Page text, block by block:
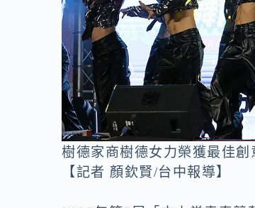
樹德家商樹德女力榮獲最佳
【記者 顏欽賢/台中報導】